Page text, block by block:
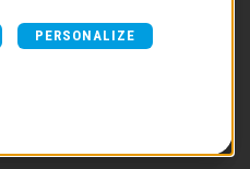
PERSONALIZE